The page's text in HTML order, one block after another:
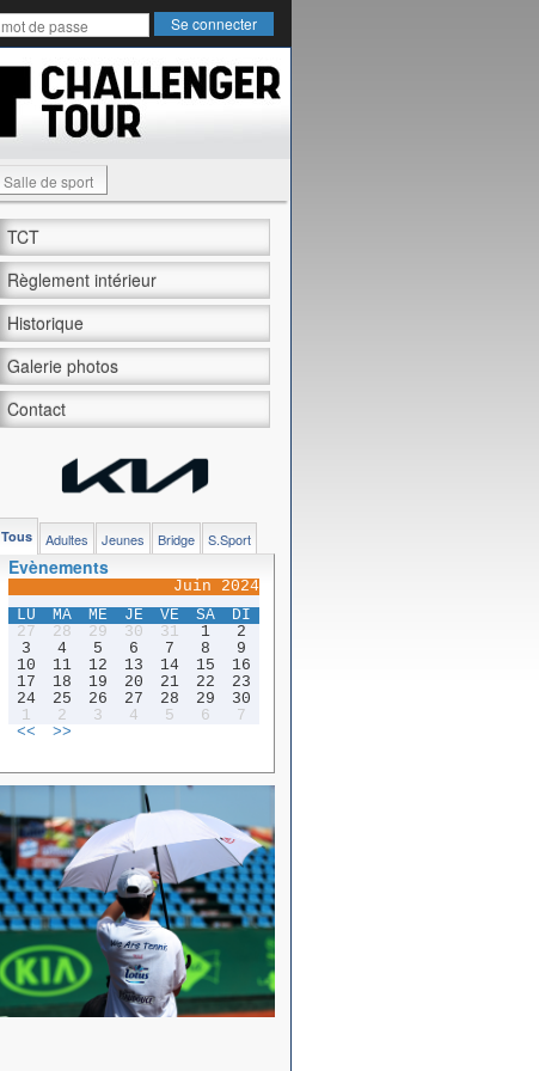
Salle de sport
TCT
Règlement intérieur
Historique
Galerie photos
Contact
Tous Adultes Jeunes Bridge S.Sport
Evènements
Juin 2024
LU
MA ME JE VE SA
DI
27
28 29 30 31 1
2
3
4 5 6 7 8
9
10
11 12 13 14 15
16
17
18 19 20 21 22
23
24
25 26 27 28 29
30
1
2 3 4 5 6
7
<<
>>